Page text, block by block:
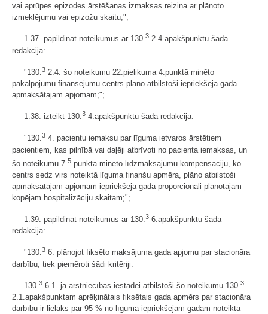
vai aprūpes epizodes ārstēšanas izmaksas reizina ar plānoto
izmeklējumu vai epizožu skaitu;";
1.37. papildināt noteikumus ar 130.3 2.4.apakšpunktu šādā
redakcijā:
"130. 3 2.4. šo noteikumu 22.pielikuma 4.punktā minēto
pakalpojumu finansējumu centrs plāno atbilstoši iepriekšējā gadā
apmaksātajam apjomam;";
1.38. izteikt 130.3 4.apakšpunktu šādā redakcijā:
"130.3 4. pacientu iemaksu par līguma ietvaros ārstētiem
pacientiem, kas pilnībā vai daļēji atbrīvoti no pacienta iemaksas, un
šo noteikumu 7. 5 punktā minēto līdzmaksājumu kompensāciju, ko
centrs sedz virs noteiktā līguma finanšu apmēra, plāno atbilstoši
apmaksātajam apjomam iepriekšējā gadā proporcionāli plānotajam
kopējam hospitalizāciju skaitam;";
1.39. papildināt noteikumus ar 130.3 6.apakšpunktu šādā
redakcijā:
"130.3 6. plānojot fiksēto maksājuma gada apjomu par stacionāra
darbību, tiek piemēroti šādi kritēriji:
130. 3 6.1. ja ārstniecības iestādei atbilstoši šo noteikumu 130. 3
2.1.apakšpunktam aprēķinātais fiksētais gada apmērs par stacionāra
darbību ir lielāks par 95 % no līgumā iepriekšējam gadam noteiktā